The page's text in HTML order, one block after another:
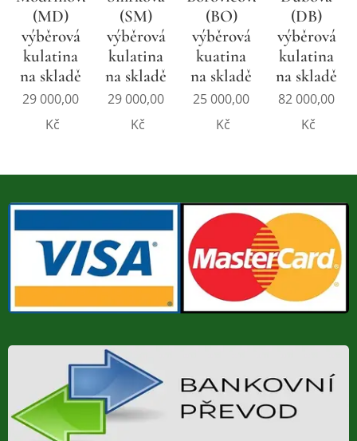
(MD)
výběrová
kulatina
na skladě
29 000,00
Kč
(SM)
výběrová
kulatina
na skladě
29 000,00
Kč
(BO)
výběrová
kuatina
na skladě
25 000,00
Kč
(DB)
výběrová
kulatina
na skladě
82 000,00
Kč